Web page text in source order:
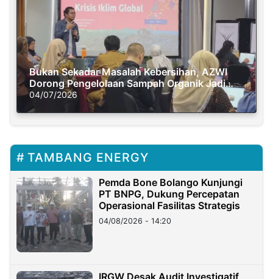
Bukan Sekadar Masalah Kebersihan, AZWI
Dorong Pengelolaan Sampah Organik Jadi
Solusi Krisis Iklim
04/07/2026
TAMBANG ENERGY
Pemda Bone Bolango Kunjungi
PT BNPG, Dukung Percepatan
Operasional Fasilitas Strategis
04/08/2026 - 14:20